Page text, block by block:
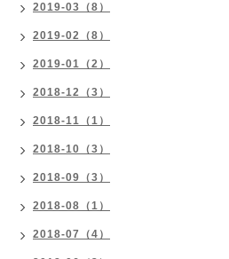
2019-03（8）
2019-02（8）
2019-01（2）
2018-12（3）
2018-11（1）
2018-10（3）
2018-09（3）
2018-08（1）
2018-07（4）